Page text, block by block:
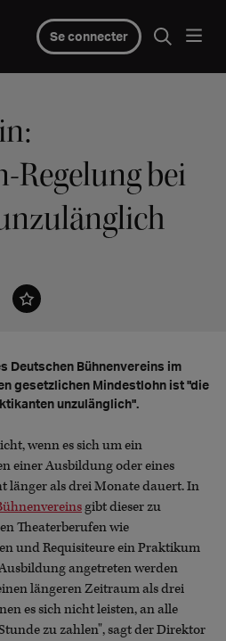
Se connecter
bei
Deutschen Bühnenvereins im
gesetzlichen Mindestlohn ist "die
unzulänglich".
wenn es sich um ein
einer Ausbildung oder eines
länger als drei Monate dauert. In
gibt dieser zu
Theaterberufen wie
und Requisiteure ein Praktikum
angetreten werden
längeren Zeitraum als drei
es sich nicht leisten, an alle
zu zahlen", sagt der Direktor